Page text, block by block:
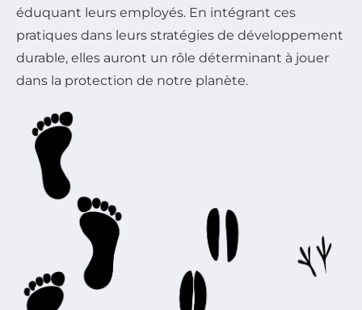
éduquant leurs employés. En intégrant ces
pratiques dans leurs stratégies de développement
durable, elles auront un rôle déterminant à jouer
dans la protection de notre planète.